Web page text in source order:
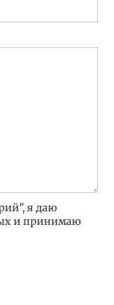
я даю
и принимаю